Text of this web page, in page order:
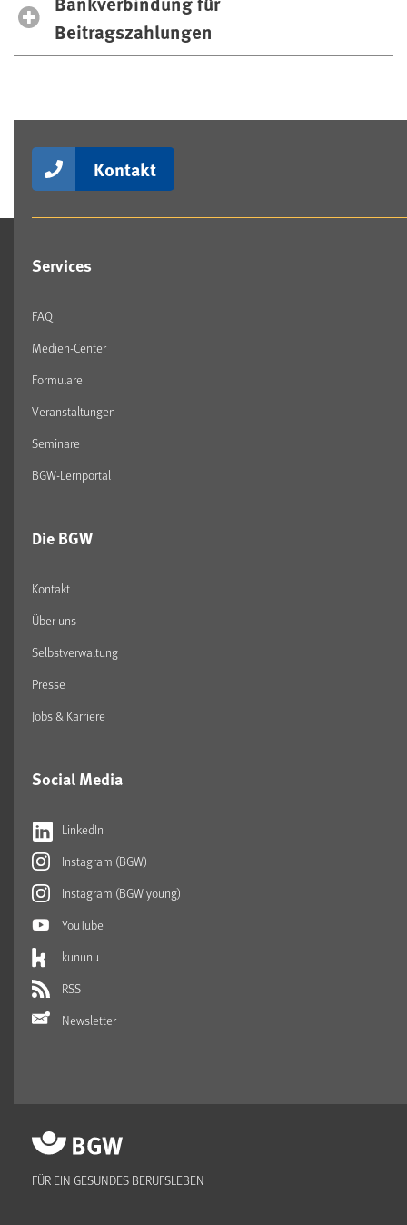
Beitragszahlungen
Kontakt
Services
FAQ
Medien-Center
Formulare
Veranstaltungen
Seminare
BGW-Lernportal
Die BGW
Kontakt
Über uns
Selbstverwaltung
Presse
Jobs & Karriere
Social Media
LinkedIn
Instagram (BGW)
Instagram (BGW young)
YouTube
kununu
RSS
Newsletter
FÜR EIN GESUNDES BERUFSLEBEN